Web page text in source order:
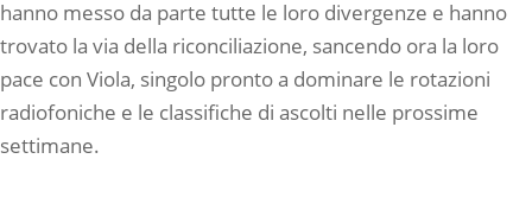
hanno messo da parte tutte le loro divergenze e hanno
trovato la via della riconciliazione, sancendo ora la loro
pace con Viola, singolo pronto a dominare le rotazioni
radiofoniche e le classifiche di ascolti nelle prossime
settimane.